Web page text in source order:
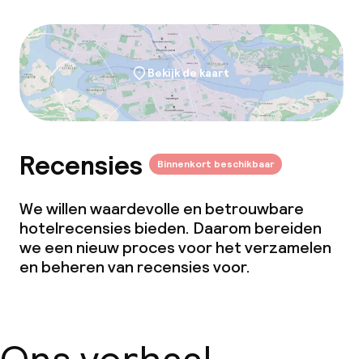
Bekijk de kaart
Recensies Binnenkort beschikbaar
We willen waardevolle en betrouwbare
hotelrecensies bieden. Daarom bereiden
we een nieuw proces voor het verzamelen
en beheren van recensies voor.